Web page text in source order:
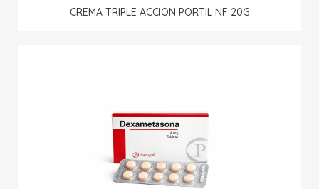
CREMA TRIPLE ACCION PORTIL NF 20G